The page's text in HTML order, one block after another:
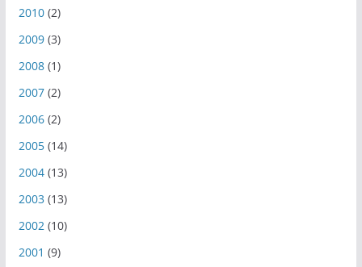
2010(2)
2009(3)
2008(1)
2007(2)
2006(2)
2005(14)
2004(13)
2003 (13)
2002(10)
2001 (9)